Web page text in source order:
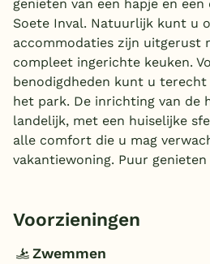
genieten van een hapje en
Soete Inval. Natuurlijk kunt u
accommodaties zijn uitgerust
compleet ingerichte keuken.
benodigdheden kunt u
het park. De inrichting van de
landelijk, met een huiselijke
alle comfort die u mag
vakantiewoning. Puur genieten
Voorzieningen
Zwemmen